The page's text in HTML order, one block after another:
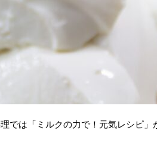
では「ミルクの力で！元気レシピ」